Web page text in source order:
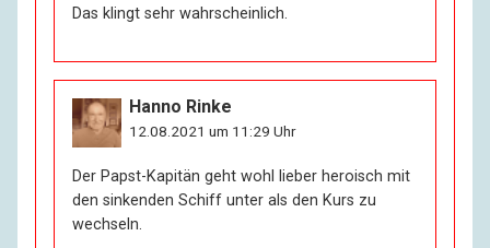
Das klingt sehr wahrscheinlich.
Hanno Rinke
12.08.2021 um 11:29 Uhr
Der Papst-Kapitän geht wohl lieber heroisch mit
den sinkenden Schiff unter als den Kurs zu
wechseln.